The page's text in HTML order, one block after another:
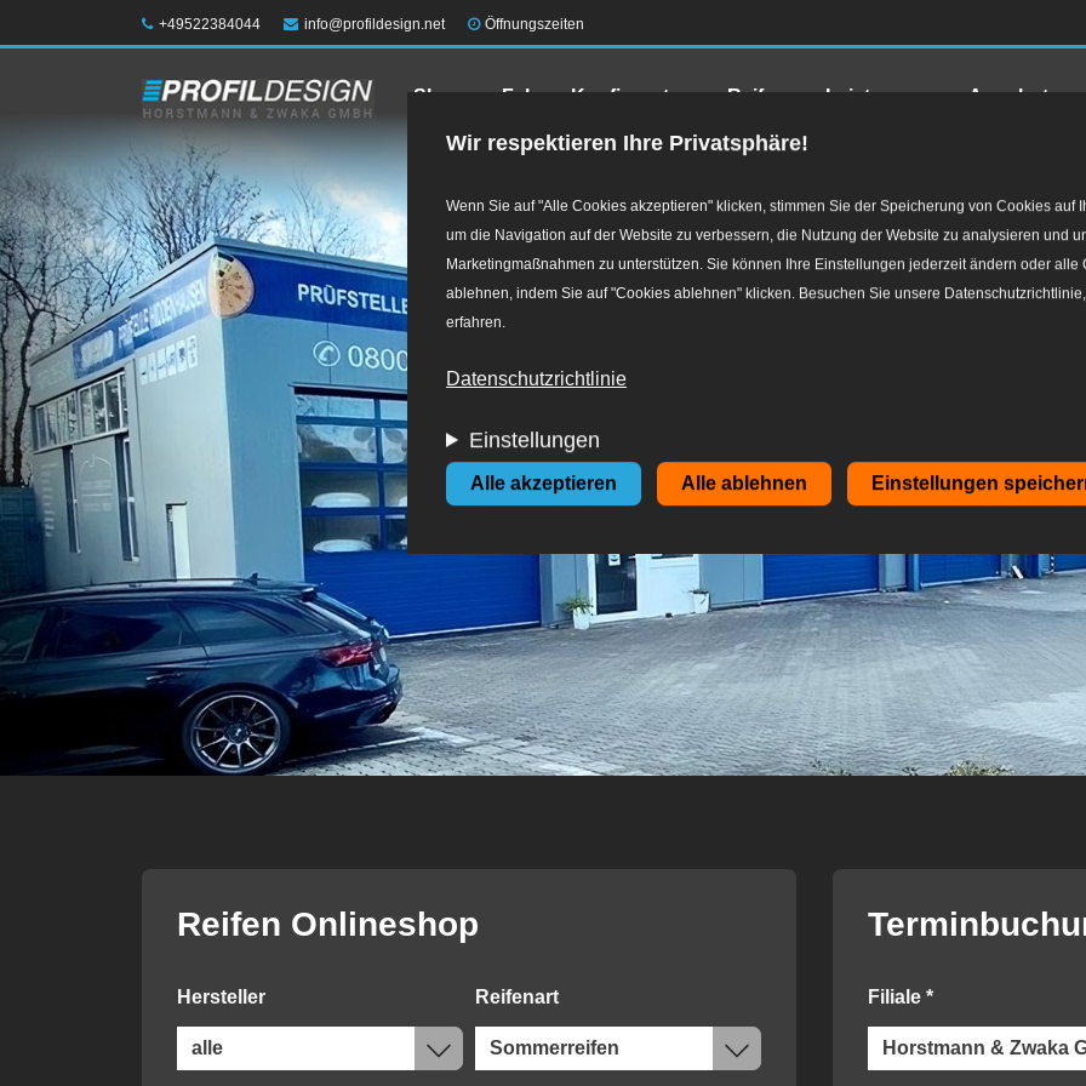
Wir respektieren Ihre Privatsphäre!
Wenn Sie auf "Alle Cookies akzeptieren" klicken, stimmen Sie der Speicherung von Cookies auf
um die Navigation auf der Website zu verbessern, die Nutzung der Website zu analysieren und
Marketingmaßnahmen zu unterstützen. Sie können Ihre Einstellungen jederzeit ändern oder alle
ablehnen, indem Sie auf "Cookies ablehnen" klicken. Besuchen Sie unsere
erfahren.
Datenschutzrichtlinie
Einstellungen
Alle akzeptieren Alle ablehnen Einstellungen
Telefon:
+49522384044 E-Mail:info@profildesign.net Öffnungszeiten
Shop Felgen-Konfigurator Reifen Leistungen Angebote
Reifen Onlineshop
Hersteller Reifenart Filiale *